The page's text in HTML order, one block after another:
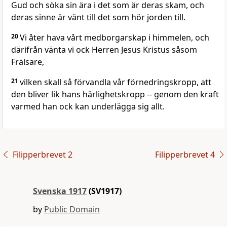
Gud och söka sin ära i det som är deras skam, och
deras sinne är vänt till det som hör jorden till.
20Vi åter hava vårt medborgarskap i himmelen, och
därifrån vänta vi ock Herren Jesus Kristus såsom
Frälsare,
21 vilken skall så förvandla vår förnedringskropp, att
den bliver lik hans härlighetskropp -- genom den kraft
varmed han ock kan underlägga sig allt.
Filipperbrevet 2 Filipperbrevet 4
Svenska 1917(SV1917)
by Public Domain